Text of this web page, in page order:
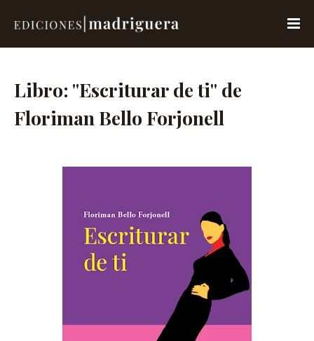
Libro: "Escriturar de ti" de
Floriman Bello Forjonell